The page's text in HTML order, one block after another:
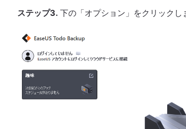
ステップ3. 下の「オプション」をクリックし